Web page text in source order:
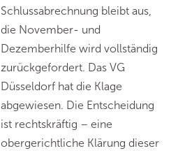
Schlussabrechnung bleibt aus,
die November- und
Dezemberhilfe wird vollständig
zurückgefordert. Das VG
Düsseldorf hat die Klage
abgewiesen. Die Entscheidung
ist rechtskräftig – eine
obergerichtliche Klärung dieser